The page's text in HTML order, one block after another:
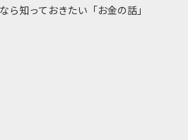
ら知っておきたい「お金の話」